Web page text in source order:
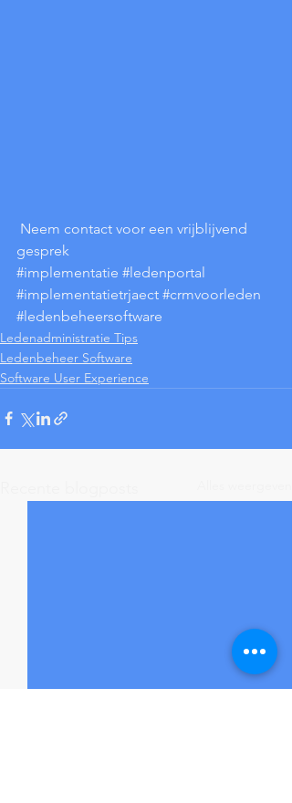
Neem contact voor een vrijblijvend
gesprek
#implementatie #ledenportal
#implementatietrjaect #crmvoorleden
#ledenbeheersoftware
Ledenadministratie Tips
Ledenbeheer Software
Software User Experience